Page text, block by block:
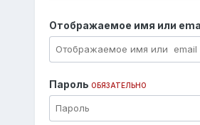
Отображаемое имя или
Пароль ОБЯЗАТЕЛЬНО